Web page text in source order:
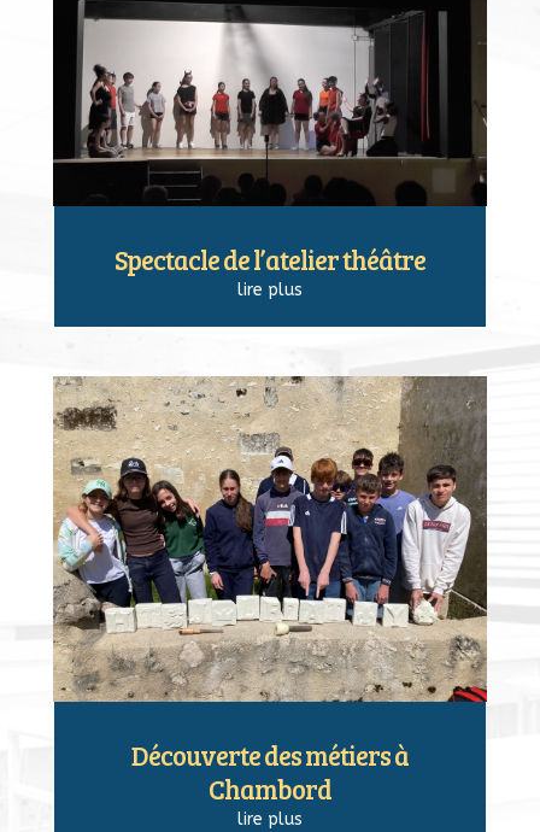
Spectacle de l’atelier théâtre
lire plus
Découverte des métiers à
Chambord
lire plus